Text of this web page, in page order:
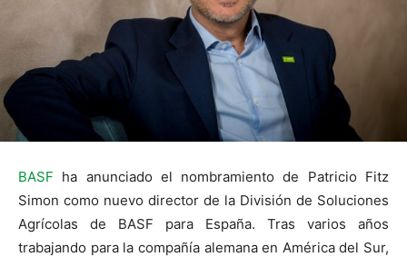
BASF ha anunciado el nombramiento de Patricio Fitz
Simon como nuevo director de la División de Soluciones
Agrícolas de BASF para España. Tras varios años
trabajando para la compañía alemana en América del Sur,